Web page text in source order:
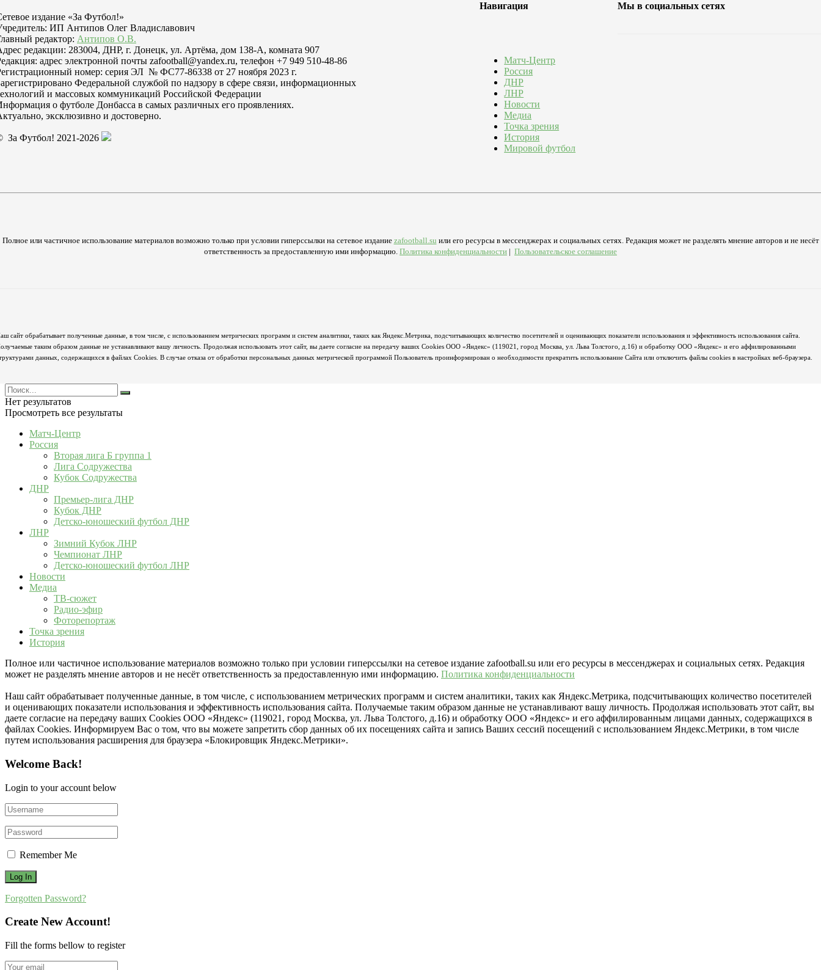
издание «За Футбол!»
ИП Антипов Олег Владиславович
редактор: Антипов О.В.
редакции: 283004, ДНР, г. Донецк, ул. Артёма, дом 138-А, комната 907
адрес электронной почты zafootball@yandex.ru, телефон +7 949 510-48-86
номер: серия ЭЛ № ФС77-86338 от 27 ноября 2023 г.
Федеральной службой по надзору в сфере связи, информационных
и массовых коммуникаций Российской Федерации
о футболе Донбасса в самых различных его проявлениях.
эксклюзивно и достоверно.
За Футбол! 2021-2026
Навигация
Матч-Центр
Россия
ДНР
ЛНР
Новости
Медиа
Точка зрения
История
Мировой футбол
Мы в социальных сетях
Полное или частичное использование материалов возможно только при условии гиперссылки на сетевое издание zafootball.su или его ресурсы в мессенджерах и социальных сетях. Редакция может не разделять мнение авторов и не несёт
ответственность за предоставленную ими информацию. Политика конфиденциальности | Пользовательское соглашение
сайт обрабатывает полученные данные, в том числе, с использованием метрических программ и систем аналитики, таких как Яндекс.Метрика, подсчитывающих количество посетителей и оценивающих показатели использования и эффективность использования сайта.
таким образом данные не устанавливают вашу личность. Продолжая использовать этот сайт, вы даете согласие на передачу ваших Cookies ООО «Яндекс» (119021, город Москва, ул. Льва Толстого, д.16) и обработку ООО «Яндекс» и его аффилированными
данных, содержащихся в файлах Cookies. В случае отказа от обработки персональных данных метрической программой Пользователь проинформирован о необходимости прекратить использование Сайта или отключить файлы cookies в настройках веб-браузера.
Нет результатов
Просмотреть все результаты
Матч-Центр
Россия
Вторая лига Б группа 1
Лига Содружества
Кубок Содружества
ДНР
Премьер-лига ДНР
Кубок ДНР
Детско-юношеский футбол ДНР
ЛНР
Зимний Кубок ЛНР
Чемпионат ЛНР
Детско-юношеский футбол ЛНР
Новости
Медиа
ТВ-сюжет
Радио-эфир
Фоторепортаж
Точка зрения
История
Полное или частичное использование материалов возможно только при условии гиперссылки на сетевое издание zafootball.su или его ресурсы в мессенджерах и социальных сетях. Редакция
может не разделять мнение авторов и не несёт ответственность за предоставленную ими информацию. Политика конфиденциальности
Наш сайт обрабатывает полученные данные, в том числе, с использованием метрических программ и систем аналитики, таких как Яндекс.Метрика, подсчитывающих количество посетителей
и оценивающих показатели использования и эффективность использования сайта. Получаемые таким образом данные не устанавливают вашу личность. Продолжая использовать этот сайт, вы
даете согласие на передачу ваших Cookies ООО «Яндекс» (119021, город Москва, ул. Льва Толстого, д.16) и обработку ООО «Яндекс» и его аффилированным лицами данных, содержащихся в
файлах Cookies. Информируем Вас о том, что вы можете запретить сбор данных об их посещениях сайта и запись Ваших сессий посещений с использованием Яндекс.Метрики, в том числе
путем использования расширения для браузера «Блокировщик Яндекс.Метрики».
Welcome Back!
Login to your account below
Remember Me
Forgotten Password?
Create New Account!
Fill the forms bellow to register